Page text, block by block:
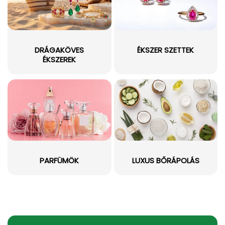
DRÁGAKÖVES
ÉKSZEREK
ÉKSZER SZETTEK
PARFÜMÖK LUXUS BŐRÁPOLÁS